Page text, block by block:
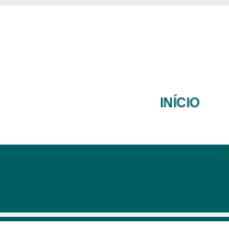
INÍCIO